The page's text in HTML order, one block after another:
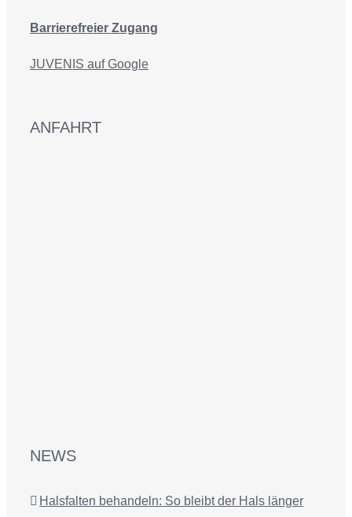
Barrierefreier Zugang
JUVENIS auf Google
ANFAHRT
NEWS
Halsfalten behandeln: So bleibt der Hals länger